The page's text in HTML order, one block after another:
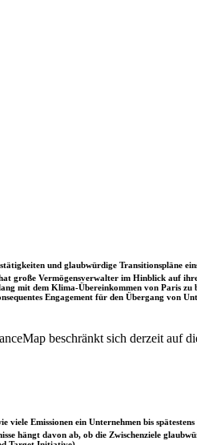
und glaubwürdige Transitionspläne
große Vermögensverwalter im Hinblick auf
mit dem Klima-Übereinkommen von Paris zu
Engagement für den Übergang von
beschränkt sich derzeit auf
Emissionen ein Unternehmen bis
hängt davon ab, ob die Zwischenziele